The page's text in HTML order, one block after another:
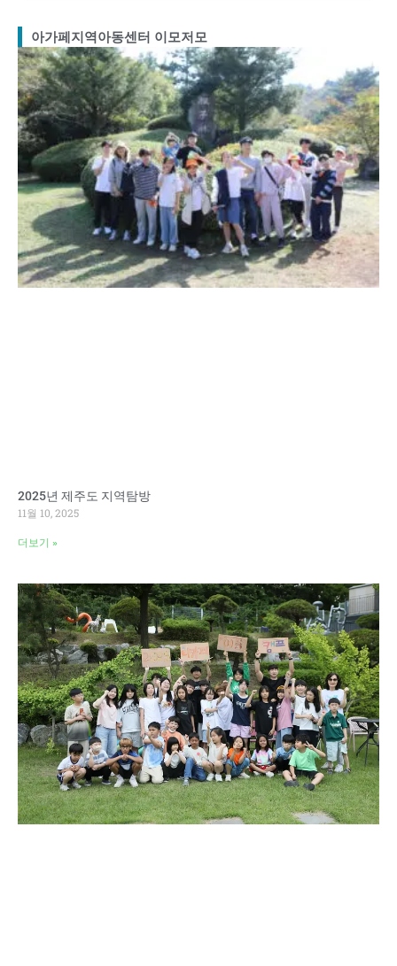
아가페지역아동센터 이모저모
2025년 제주도 지역탐방
11월 10, 2025
더보기 »
PagePage